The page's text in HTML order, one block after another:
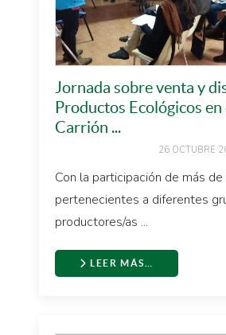
Jornada sobre venta y
Productos Ecológicos en
Carrión ...
26 OCTUBRE
Con la participación de más
pertenecientes a diferentes
productores/as ...
LEER MÁS…